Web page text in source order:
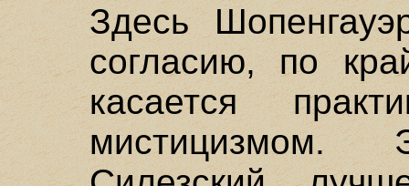
Здесь
согласию, по
касается